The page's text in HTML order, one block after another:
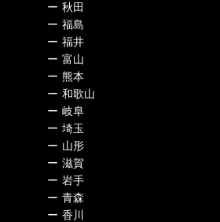
ー 秋田
ー 福島
ー 福井
ー 富山
ー 熊本
ー 和歌山
ー 岐阜
ー 埼玉
ー 山形
ー 滋賀
ー 岩手
ー 青森
ー 香川